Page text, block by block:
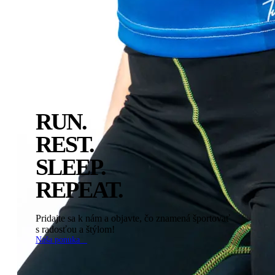
RUN.
REST.
SLEEP.
REPEAT.
Pridajte sa k nám a objavte, čo znamená športovať
s radosťou a štýlom!
Naša ponuka